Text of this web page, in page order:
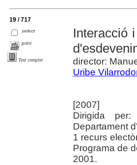
19 / 717
select
print
Text complet
Interacció
director:
Uribe
[2007]
Dirigida
Departament
1 recurs
Programa de
2001.